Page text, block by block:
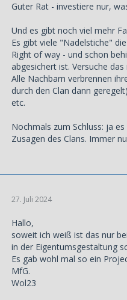
Guter Rat - investiere nur,
Und es gibt noch viel mehr
Es gibt viele "Nadelstiche"
Right of way - und schon
abgesichert ist. Versuche
Alle Nachbarn verbrennen
durch den Clan dann geregelt)
etc.
Nochmals zum Schluss: ja
Zusagen des Clans. Immer
27. Juli 2024
Hallo,
soweit ich weiß ist das nur
in der Eigentumsgestaltung
Es gab wohl mal so ein
MfG.
Wol23